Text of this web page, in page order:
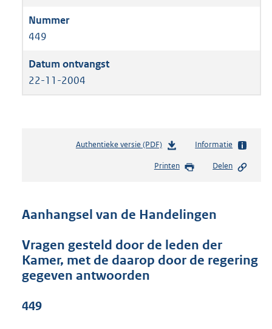
449
22-11-2004
Authentieke versie (PDF)b
s
d
r
Informatie
Printen Delen
Aanhangsel van de Handelingen
Vragen gesteld door de leden der
Kamer, met de daarop door de regering
gegeven antwoorden
449